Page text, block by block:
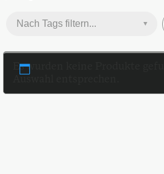
▼
Es wurden keine Produkte